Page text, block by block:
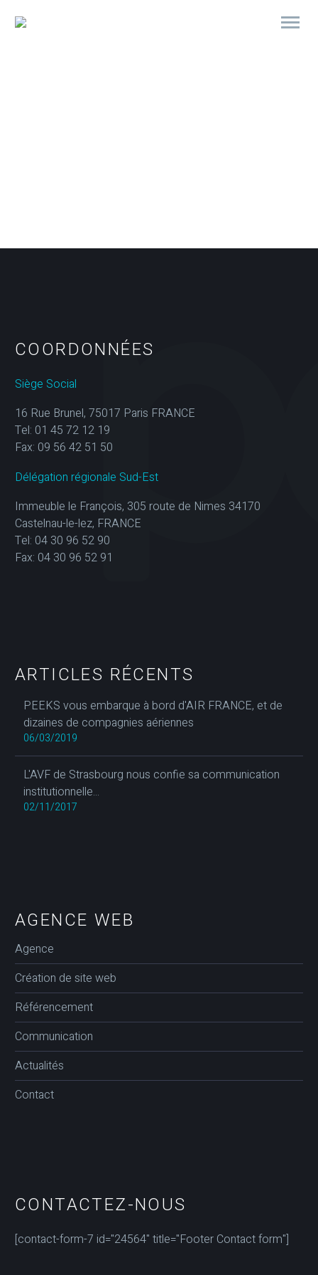
COORDONNÉES
Siège Social
16 Rue Brunel, 75017 Paris FRANCE
Tel: 01 45 72 12 19
Fax: 09 56 42 51 50
Délégation régionale Sud-Est
Immeuble le François, 305 route de Nimes 34170
Castelnau-le-lez, FRANCE
Tel: 04 30 96 52 90
Fax: 04 30 96 52 91
ARTICLES RÉCENTS
PEEKS vous embarque à bord d'AIR FRANCE, et de
dizaines de compagnies aériennes
06/03/2019
L'AVF de Strasbourg nous confie sa communication
institutionnelle...
02/11/2017
AGENCE WEB
Agence
Création de site web
Référencement
Communication
Actualités
Contact
CONTACTEZ-NOUS
[contact-form-7 id="24564" title="Footer Contact form"]